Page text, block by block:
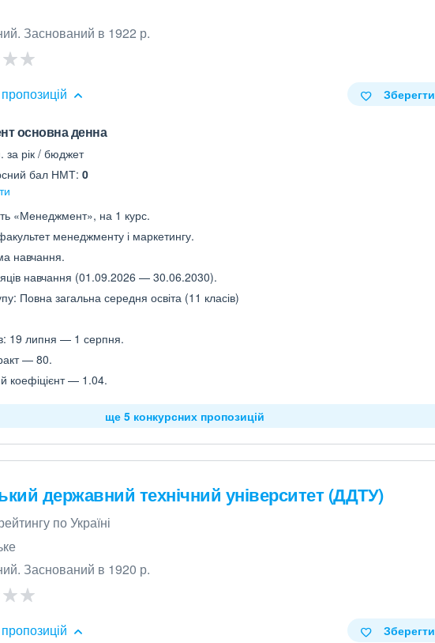
Заснований в 1922 р.
Зберегти
основна денна
за рік / бюджет
бал НМТ: 0
«Менеджмент», на 1 курс.
менеджменту і маркетингу.
навчання.
навчання (01.09.2026 — 30.06.2030).
Повна загальна середня освіта (11 класів)
19 липня — 1 серпня.
— 80.
коефіцієнт — 1.04.
ще 5 конкурсних пропозицій
державний технічний університет (ДДТУ)
по Україні
Заснований в 1920 р.
Зберегти